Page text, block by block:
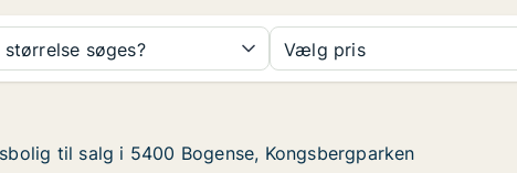
størrelse søges? Vælg pris
Kongsbergparken
i 5400 Bogense, Kongsbergparken
til salg i 5400 Bogense, Kongsbergparken
til salg i 5400 Bogense, Kongsbergparken